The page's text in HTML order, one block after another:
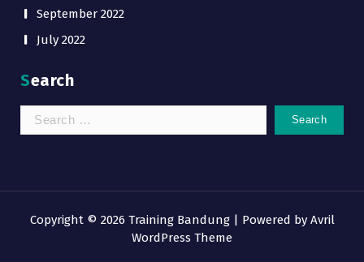
September 2022
July 2022
Search
Copyright © 2026 Training Bandung | Powered by Avril
WordPress Theme